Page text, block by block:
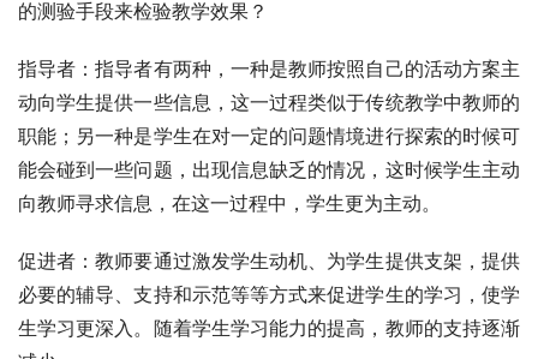
的测验手段来检验教学效果？
指导者：指导者有两种，一种是教师按照自己的活动方案主
动向学生提供一些信息，这一过程类似于传统教学中教师的
职能；另一种是学生在对一定的问题情境进行探索的时候可
能会碰到一些问题，出现信息缺乏的情况，这时候学生主动
向教师寻求信息，在这一过程中，学生更为主动。
促进者：教师要通过激发学生动机、为学生提供支架，提供
必要的辅导、支持和示范等等方式来促进学生的学习，使学
生学习更深入。随着学生学习能力的提高，教师的支持逐渐